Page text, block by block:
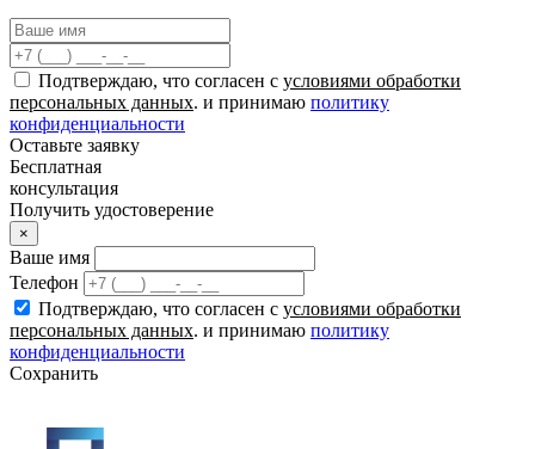
Подтверждаю, что согласен с условиями обработки
персональных данных. и принимаю политику
конфиденциальности
Оставьте заявку
Бесплатная
консультация
Получить удостоверение
×
Ваше имя
Телефон
Подтверждаю, что согласен с условиями обработки
персональных данных. и принимаю политику
конфиденциальности
Сохранить